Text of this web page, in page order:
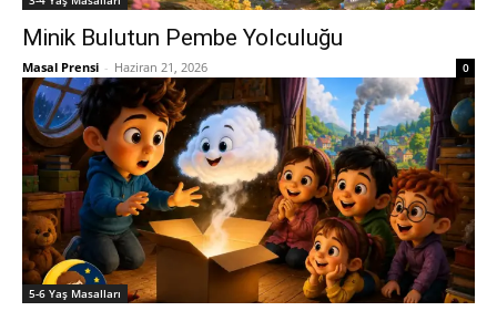
Minik Bulutun Pembe Yolculuğu
Masal Prensi - Haziran 21, 2026 0
5-6 Yaş Masalları